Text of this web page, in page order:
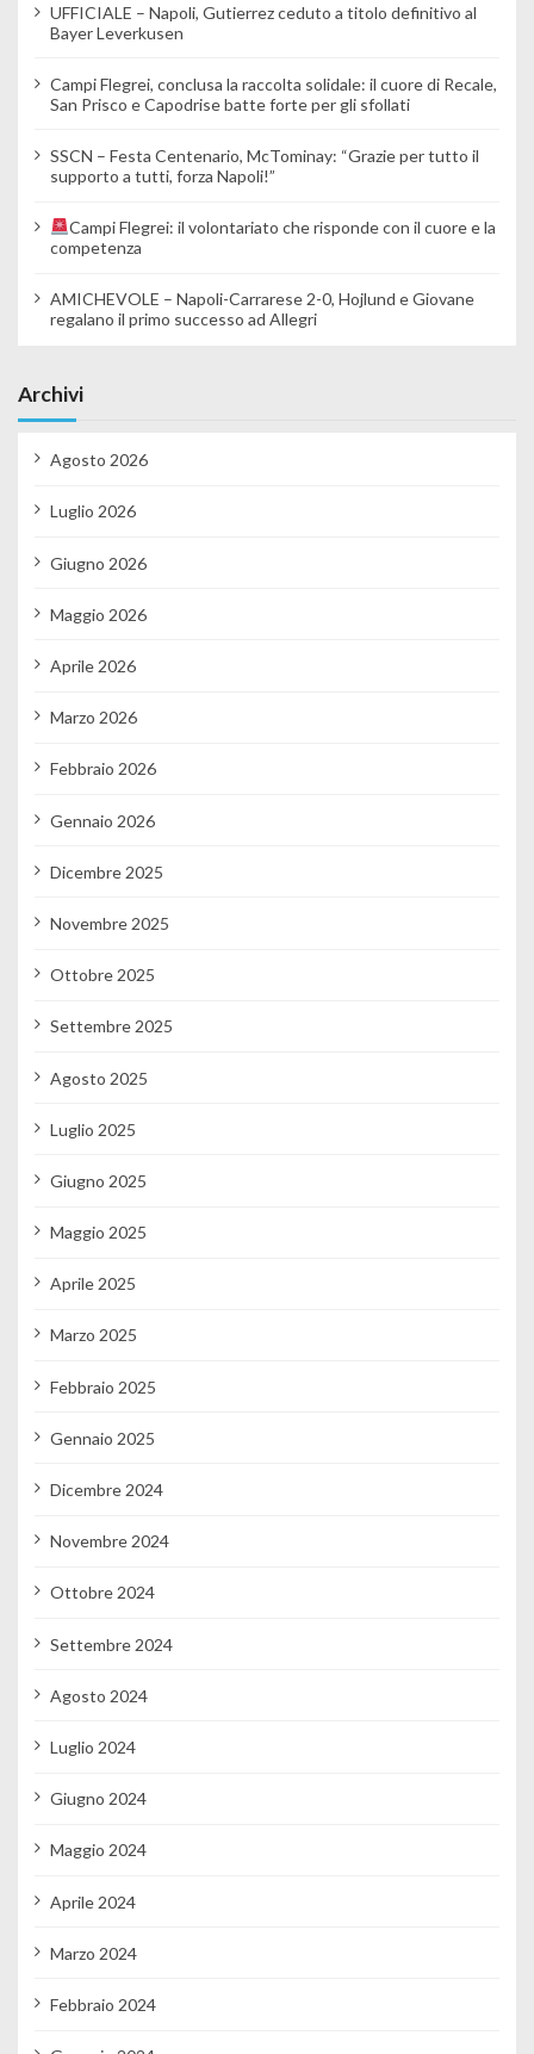
UFFICIALE – Napoli, Gutierrez ceduto a titolo definitivo al
Bayer Leverkusen
Campi Flegrei, conclusa la raccolta solidale: il cuore di Recale,
San Prisco e Capodrise batte forte per gli sfollati
SSCN – Festa Centenario, McTominay: “Grazie per tutto il
supporto a tutti, forza Napoli!”
Campi Flegrei: il volontariato che risponde con il cuore e la
competenza
AMICHEVOLE – Napoli-Carrarese 2-0, Hojlund e Giovane
regalano il primo successo ad Allegri
Archivi
Agosto 2026
Luglio 2026
Giugno 2026
Maggio 2026
Aprile 2026
Marzo 2026
Febbraio 2026
Gennaio 2026
Dicembre 2025
Novembre 2025
Ottobre 2025
Settembre 2025
Agosto 2025
Luglio 2025
Giugno 2025
Maggio 2025
Aprile 2025
Marzo 2025
Febbraio 2025
Gennaio 2025
Dicembre 2024
Novembre 2024
Ottobre 2024
Settembre 2024
Agosto 2024
Luglio 2024
Giugno 2024
Maggio 2024
Aprile 2024
Marzo 2024
Febbraio 2024